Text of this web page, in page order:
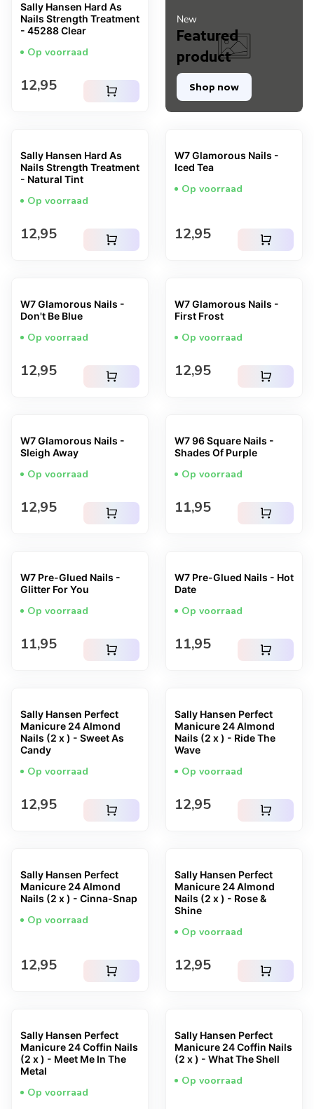
New
Featured
product
Shop now
Sally Hansen Hard As
Nails Strength Treatment
- 45288 Clear
Op voorraad
Normale prijs
12,95 shopping_cart
Sally Hansen Hard As
Nails Strength Treatment
- Natural Tint
Op voorraad
Normale prijs
12,95 shopping_cart
W7 Glamorous Nails -
Iced Tea
Op voorraad
Normale prijs
12,95 shopping_cart
W7 Glamorous Nails -
Don't Be Blue
Op voorraad
Normale prijs
12,95 shopping_cart
W7 Glamorous Nails -
First Frost
Op voorraad
Normale prijs
12,95 shopping_cart
W7 Glamorous Nails -
Sleigh Away
Op voorraad
Normale prijs
12,95 shopping_cart
W7 96 Square Nails -
Shades Of Purple
Op voorraad
Normale prijs
11,95 shopping_cart
W7 Pre-Glued Nails -
Glitter For You
Op voorraad
Normale prijs
11,95 shopping_cart
W7 Pre-Glued Nails - Hot
Date
Op voorraad
Normale prijs
11,95 shopping_cart
Sally Hansen Perfect
Manicure 24 Almond
Nails (2 x ) - Sweet As
Candy
Op voorraad
Normale prijs
12,95 shopping_cart
Sally Hansen Perfect
Manicure 24 Almond
Nails (2 x ) - Ride The
Wave
Op voorraad
Normale prijs
12,95 shopping_cart
Sally Hansen Perfect
Manicure 24 Almond
Nails (2 x ) - Cinna-Snap
Op voorraad
Normale prijs
12,95 shopping_cart
Sally Hansen Perfect
Manicure 24 Almond
Nails (2 x ) - Rose &
Shine
Op voorraad
Normale prijs
12,95 shopping_cart
Sally Hansen Perfect
Manicure 24 Coffin Nails
(2 x ) - Meet Me In The
Metal
Op voorraad
Sally Hansen Perfect
Manicure 24 Coffin Nails
(2 x ) - What The Shell
Op voorraad